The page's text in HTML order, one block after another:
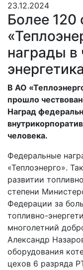
23.12.2024
Более 120
награды в
энергетика
В АО
прошло
Наград
человека.
Федеральные
«Теплоэнерго».
развитии
степени
Федерации за
топливно-
многолетний
Александр
оборудования
цехов 6 разряда